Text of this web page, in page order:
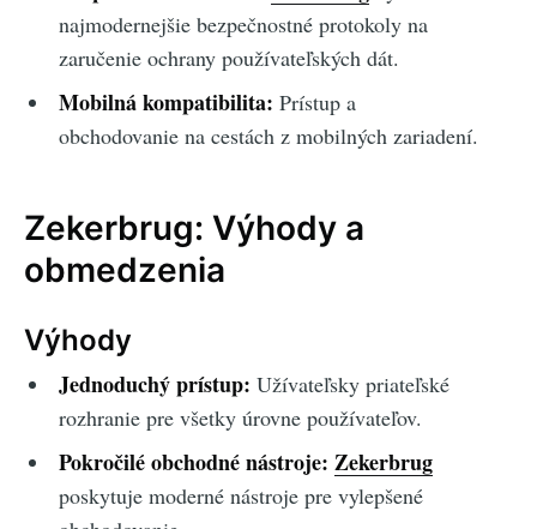
najmodernejšie bezpečnostné protokoly na
zaručenie ochrany používateľských dát.
Mobilná kompatibilita: Prístup a
obchodovanie na cestách z mobilných zariadení.
Zekerbrug: Výhody a
obmedzenia
Výhody
Jednoduchý prístup: Užívateľsky priateľské
rozhranie pre všetky úrovne používateľov.
Pokročilé obchodné nástroje: Zekerbrug
poskytuje moderné nástroje pre vylepšené